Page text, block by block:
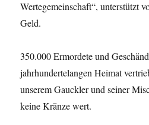
Wertegemeinschaft“, unterstützt
Geld.
350.000 Ermordete und
jahrhundertelangen Heimat
unserem Gauckler und seiner
keine Kränze wert.